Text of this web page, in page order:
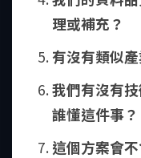
理或補充？
有沒有類似
我們有沒有
誰懂這件事？
這個方案會